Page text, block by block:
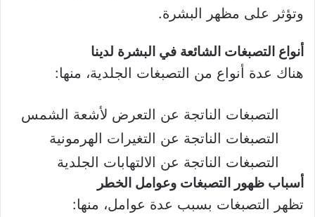
وتؤثر على مظهر البشرة.
أنواع التصبغات الشائعة في البشرة لدينا
هناك عدة أنواع من التصبغات الجلدية، منها:
التصبغات الناتجة عن التعرض لأشعة الشمس
التصبغات الناتجة عن التغيرات الهرمونية
التصبغات الناتجة عن الالتهابات الجلدية
أسباب ظهور التصبغات وعوامل الخطر
تظهر التصبغات بسبب عدة عوامل، منها: